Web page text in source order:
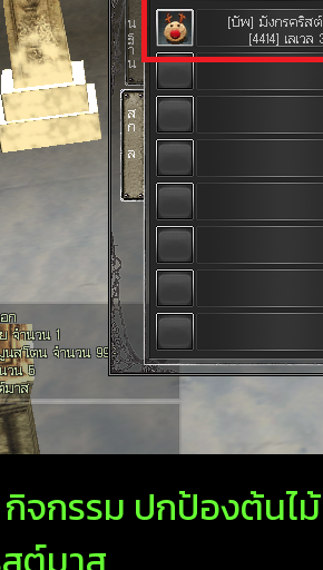
จกรรม ปกป้องต้นไม้